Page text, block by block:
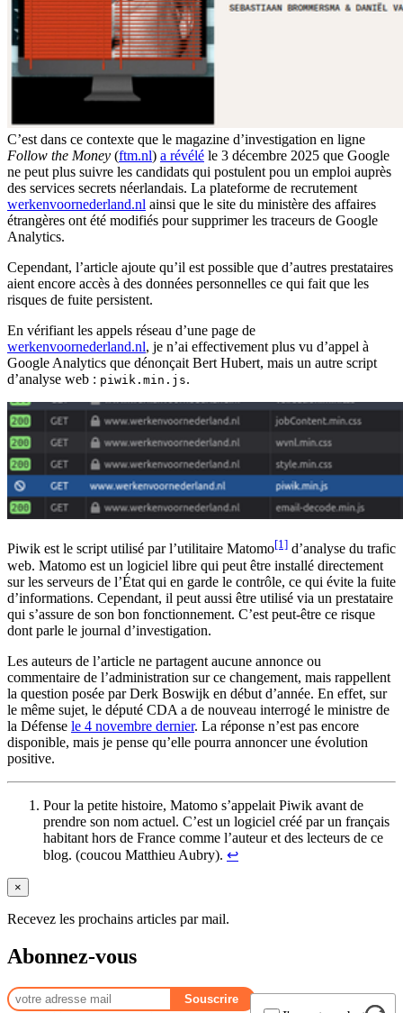
C’est dans ce contexte que le magazine d’investigation en ligne
Follow the Money (ftm.nl) a révélé le 3 décembre 2025 que Google
ne peut plus suivre les candidats qui postulent pou un emploi auprès
des services secrets néerlandais. La plateforme de recrutement
werkenvoornederland.nl ainsi que le site du ministère des affaires
étrangères ont été modifiés pour supprimer les traceurs de Google
Analytics.
Cependant, l’article ajoute qu’il est possible que d’autres prestataires
aient encore accès à des données personnelles ce qui fait que les
risques de fuite persistent.
En vérifiant les appels réseau d’une page de
werkenvoornederland.nl, je n’ai effectivement plus vu d’appel à
Google Analytics que dénonçait Bert Hubert, mais un autre script
d’analyse web : piwik.min.js.
Piwik est le script utilisé par l’utilitaire Matomo[1] d’analyse du trafic
web. Matomo est un logiciel libre qui peut être installé directement
sur les serveurs de l’État qui en garde le contrôle, ce qui évite la fuite
d’informations. Cependant, il peut aussi être utilisé via un prestataire
qui s’assure de son bon fonctionnement. C’est peut-être ce risque
dont parle le journal d’investigation.
Les auteurs de l’article ne partagent aucune annonce ou
commentaire de l’administration sur ce changement, mais rappellent
la question posée par Derk Boswijk en début d’année. En effet, sur
le même sujet, le député CDA a de nouveau interrogé le ministre de
la Défense le 4 novembre dernier. La réponse n’est pas encore
disponible, mais je pense qu’elle pourra annoncer une évolution
positive.
Pour la petite histoire, Matomo s’appelait Piwik avant de
prendre son nom actuel. C’est un logiciel créé par un français
habitant hors de France comme l’auteur et des lecteurs de ce
blog. (coucou Matthieu Aubry). ↩︎
×
Recevez les prochains articles par mail.
Abonnez-vous